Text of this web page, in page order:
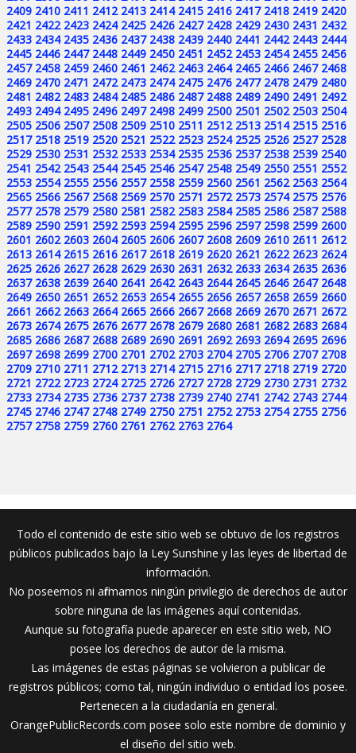
2409 2410 2411 2412 2413 2414 2415 2416 2417 2418 2419 2420
2421 2422 2423 2424 2425 2426 2427 2428 2429 2430 2431 2432
2433 2434 2435 2436 2437 2438 2439 2440 2441 2442 2443 2444
2445 2446 2447 2448 2449 2450 2451 2452 2453 2454 2455 2456
2457 2458 2459 2460 2461 2462 2463 2464 2465 2466 2467 2468
2469 2470 2471 2472 2473 2474 2475 2476 2477 2478 2479 2480
2481 2482 2483 2484 2485 2486 2487 2488 2489 2490 2491 2492
2493 2494 2495 2496 2497 2498 2499 2500 2501 2502 2503 2504
2505 2506 2507 2508 2509 2510 2511 2512 2513 2514 2515 2516
2517 2518 2519 2520 2521 2522 2523 2524 2525 2526 2527 2528
2529 2530 2531 2532 2533 2534 2535 2536 2537 2538 2539 2540
2541 2542 2543 2544 2545 2546 2547 2548 2549 2550 2551 2552
2553 2554 2555 2556 2557 2558 2559 2560 2561 2562 2563 2564
2565 2566 2567 2568 2569 2570 2571 2572 2573 2574 2575 2576
2577 2578 2579 2580 2581 2582 2583 2584 2585 2586 2587 2588
2589 2590 2591 2592 2593 2594 2595 2596 2597 2598 2599 2600
2601 2602 2603 2604 2605 2606 2607 2608 2609 2610 2611 2612
2613 2614 2615 2616 2617 2618 2619 2620 2621 2622 2623 2624
2625 2626 2627 2628 2629 2630 2631 2632 2633 2634 2635 2636
2637 2638 2639 2640 2641 2642 2643 2644 2645 2646 2647 2648
2649 2650 2651 2652 2653 2654 2655 2656 2657 2658 2659 2660
2661 2662 2663 2664 2665 2666 2667 2668 2669 2670 2671 2672
2673 2674 2675 2676 2677 2678 2679 2680 2681 2682 2683 2684
2685 2686 2687 2688 2689 2690 2691 2692 2693 2694 2695 2696
2697 2698 2699 2700 2701 2702 2703 2704 2705 2706 2707 2708
2709 2710 2711 2712 2713 2714 2715 2716 2717 2718 2719 2720
2721 2722 2723 2724 2725 2726 2727 2728 2729 2730 2731 2732
2733 2734 2735 2736 2737 2738 2739 2740 2741 2742 2743 2744
2745 2746 2747 2748 2749 2750 2751 2752 2753 2754 2755 2756
2757 2758 2759 2760 2761 2762 2763 2764
Todo el contenido de este sitio web se obtuvo de los registros
públicos publicados bajo la Ley Sunshine y las leyes de libertad de
información.
No poseemos ni afirmamos ningún privilegio de derechos de autor
sobre ninguna de las imágenes aquí contenidas.
Aunque su fotografía puede aparecer en este sitio web, NO
posee los derechos de autor de la misma.
Las imágenes de estas páginas se volvieron a publicar de
registros públicos; como tal, ningún individuo o entidad los posee.
Pertenecen a la ciudadanía en general.
OrangePublicRecords.com posee solo este nombre de dominio y
el diseño del sitio web.